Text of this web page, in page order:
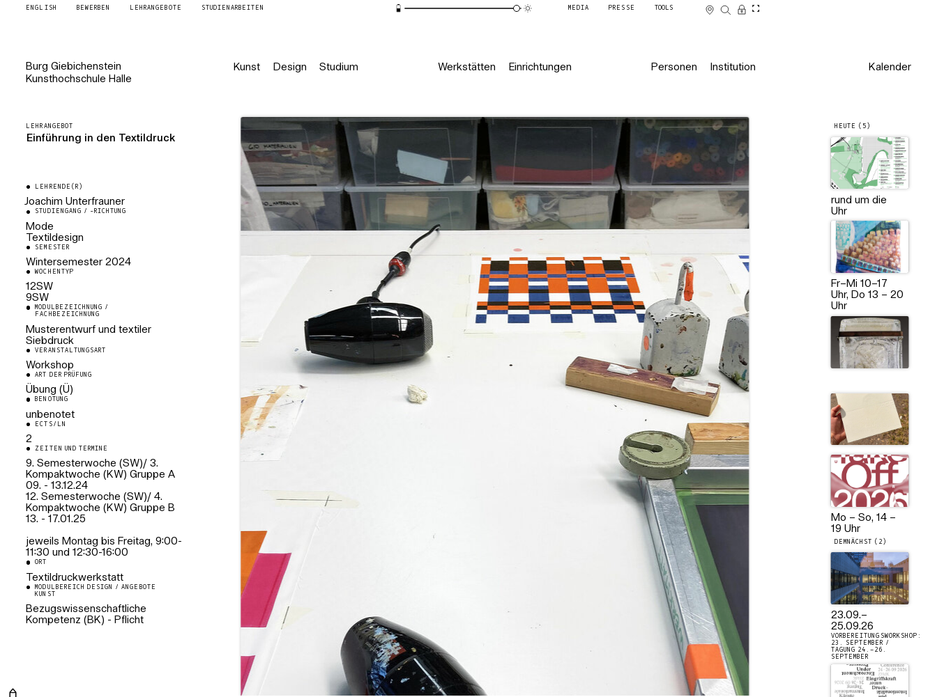
ENGLISH BEWERBEN LEHRANGEBOTE STUDIENARBEITEN MEDIA PRESSE TOOLS
Burg Giebichenstein
Kunsthochschule Halle
Kunst Design Studium Werkstätten Einrichtungen Personen Institution Kalender
HEUTE (5)
rund um die
Uhr
Fr–Mi 10–17
Uhr, Do 13 – 20
Uhr
Mo – So, 14 –
19 Uhr
DEMNÄCHST (2)
23.09.–
25.09.26
VORBEREITUNGSWORKSHOP:
23. SEPTEMBER /
TAGUNG 24.–26.
SEPTEMBER
LEHRANGEBOT
Einführung in den Textildruck
LEHRENDE(R)
Joachim Unterfrauner
Werkstattleiter Textildruck
STUDIENGANG / -RICHTUNG
Mode
Textildesign
SEMESTER
Wintersemester 2024
WOCHENTYP
12SW
9SW
MODULBEZEICHNUNG /
FACHBEZEICHNUNG
Musterentwurf und textiler
Siebdruck
VERANSTALTUNGSART
Workshop
ART DER PRÜFUNG
Übung (Ü)
BENOTUNG
unbenotet
ECTS/LN
2
ZEITEN UND TERMINE
9. Semesterwoche (SW)/ 3.
Kompaktwoche (KW) Gruppe A
09. - 13.12.24
12. Semesterwoche (SW)/ 4.
Kompaktwoche (KW) Gruppe B
13. - 17.01.25
jeweils Montag bis Freitag, 9:00-
11:30 und 12:30-16:00
ORT
Textildruckwerkstatt
MODULBEREICH DESIGN / ANGEBOTE
KUNST
Bezugswissenschaftliche
Kompetenz (BK) - Pflicht